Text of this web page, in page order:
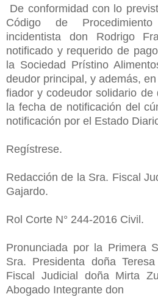
De conformidad con lo
Código de
incidentista don Rodrigo
notificado y requerido de
la Sociedad Prístino
deudor principal, y además,
fiador y codeudor solidario de
la fecha de notificación del
notificación por el Estado
Regístrese.
Redacción de la Sra. Fiscal
Gajardo.
Rol Corte N° 244-2016 Civil.
Pronunciada por la Primera
Sra. Presidenta doña
Fiscal Judicial doña Mirta
Abogado Integrante don